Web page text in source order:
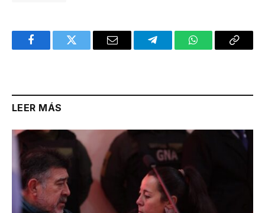
FacebookTwitter Email TelegramWhatsAppCopy
LEER MÁS